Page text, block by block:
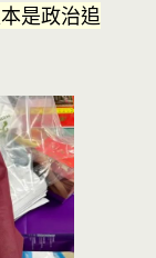
是政治追